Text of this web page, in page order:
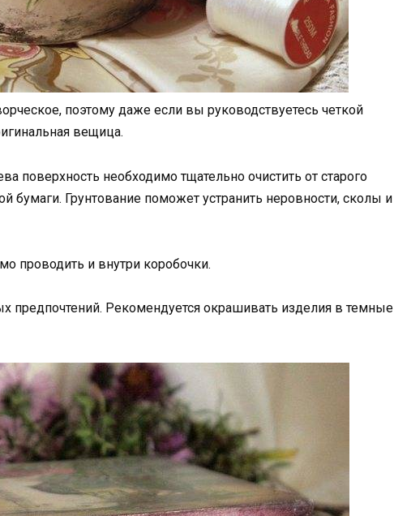
поэтому даже если вы руководствуетесь четкой
вещица.
поверхность необходимо тщательно очистить от старого
бумаги. Грунтование поможет устранить неровности, сколы и
проводить и внутри коробочки.
предпочтений. Рекомендуется окрашивать изделия в темные